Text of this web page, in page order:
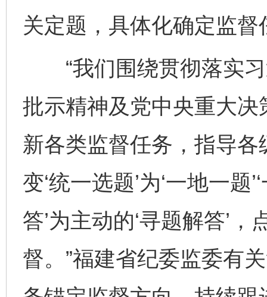
关定题，具体化确定监督
“我们围绕贯彻落实习
批示精神及党中央重大
新各类监督任务，指导
变‘统一选题’为‘一地一题
答’为主动的‘寻题解答’
督。”福建省纪委监委有